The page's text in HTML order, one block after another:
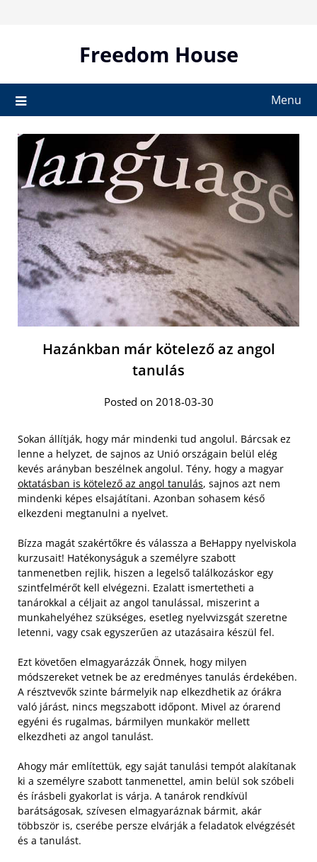
Freedom House
Menu
Hazánkban már kötelező az angol
tanulás
Posted on 2018-03-30
Sokan állítják, hogy már mindenki tud angolul. Bárcsak ez
lenne a helyzet, de sajnos az Unió országain belül elég
kevés arányban beszélnek angolul. Tény, hogy a magyar
oktatásban is kötelező az angol tanulás, sajnos azt nem
mindenki képes elsajátítani. Azonban sohasem késő
elkezdeni megtanulni a nyelvet.
Bízza magát szakértőkre és válassza a BeHappy nyelviskola
kurzusait! Hatékonyságuk a személyre szabott
tanmenetben rejlik, hiszen a legelső találkozáskor egy
szintfelmérőt kell elvégezni. Ezalatt ismertetheti a
tanárokkal a céljait az angol tanulással, miszerint a
munkahelyéhez szükséges, esetleg nyelvvizsgát szeretne
letenni, vagy csak egyszerűen az utazásaira készül fel.
Ezt követően elmagyarázzák Önnek, hogy milyen
módszereket vetnek be az eredményes tanulás érdekében.
A résztvevők szinte bármelyik nap elkezdhetik az órákra
való járást, nincs megszabott időpont. Mivel az órarend
egyéni és rugalmas, bármilyen munkakör mellett
elkezdheti az angol tanulást.
Ahogy már említettük, egy saját tanulási tempót alakítanak
ki a személyre szabott tanmenettel, amin belül sok szóbeli
és írásbeli gyakorlat is várja. A tanárok rendkívül
barátságosak, szívesen elmagyaráznak bármit, akár
többször is, cserébe persze elvárják a feladatok elvégzését
és a tanulást.